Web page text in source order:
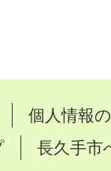
個人情報
長久手市